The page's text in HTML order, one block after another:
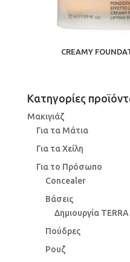
CREAMY
Κατηγορίες
Μακιγιάζ
Για τα Μάτια
Για τα Χείλη
Για το Πρόσωπο
Concealer
Βάσεις
Δημιουργία TERRA
Πούδρες
Ρουζ